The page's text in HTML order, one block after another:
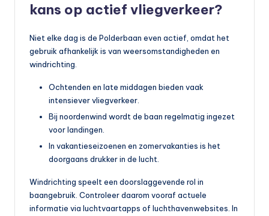
kans op actief vliegverkeer?
Niet elke dag is de Polderbaan even actief, omdat het
gebruik afhankelijk is van weersomstandigheden en
windrichting.
Ochtenden en late middagen bieden vaak
intensiever vliegverkeer.
Bij noordenwind wordt de baan regelmatig ingezet
voor landingen.
In vakantieseizoenen en zomervakanties is het
doorgaans drukker in de lucht.
Windrichting speelt een doorslaggevende rol in
baangebruik. Controleer daarom vooraf actuele
informatie via luchtvaartapps of luchthavenwebsites. In